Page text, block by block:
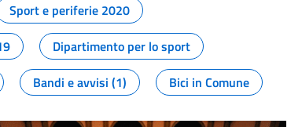
Sport e periferie 2020
Dipartimento per lo sport
Bandi e avvisi (1) Bici in Comune